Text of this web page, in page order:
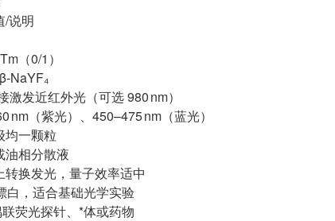
值/说明
（0/1）
β-NaYF₄
激发近红外光（可选 980 nm）
nm（紫光）、450–475 nm（蓝光）
级均一颗粒
或油相分散液
转换发光，量子效率适中
白，适合基础光学实验
联荧光探针、*体或药物